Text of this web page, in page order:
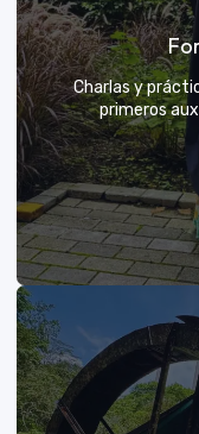
Tú eliges el
Charlas y
primeros